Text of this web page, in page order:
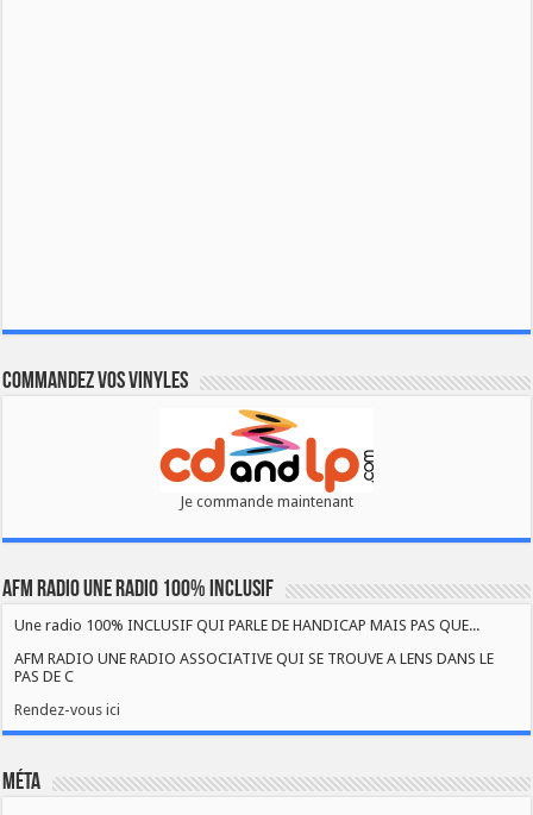
Commandez vos vinyles
Je commande maintenant
AFM RADIO UNE RADIO 100% INCLUSIF
Une radio 100% INCLUSIF QUI PARLE DE HANDICAP MAIS PAS QUE...
AFM RADIO UNE RADIO ASSOCIATIVE QUI SE TROUVE A LENS DANS LE
PAS DE C
Rendez-vous ici
Méta